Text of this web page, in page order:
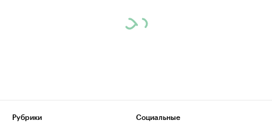
Рубрики
Социальные